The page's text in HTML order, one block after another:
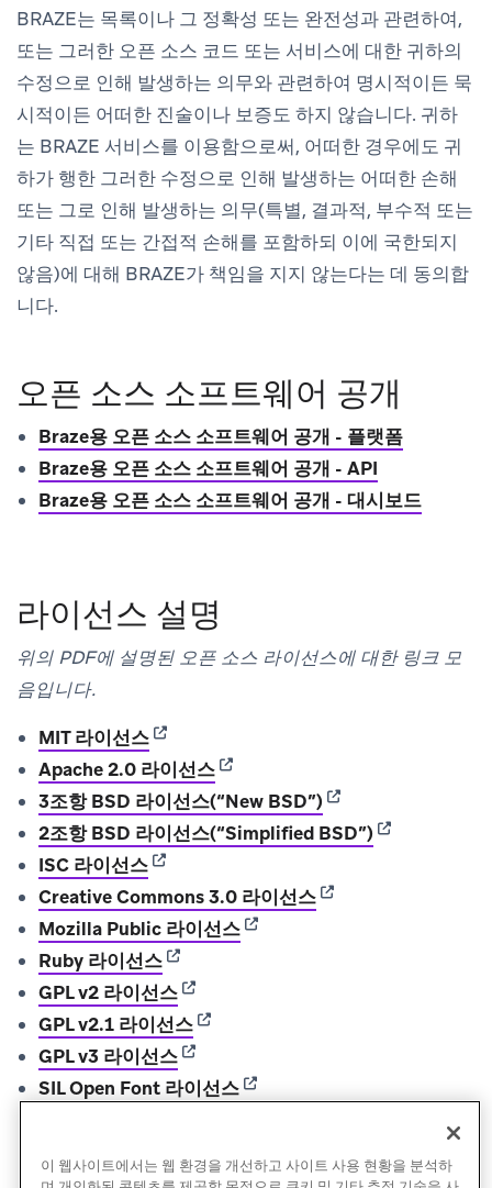
BRAZE는 목록이나 그 정확성 또는 완전성과 관련하여,
또는 그러한 오픈 소스 코드 또는 서비스에 대한 귀하의
수정으로 인해 발생하는 의무와 관련하여 명시적이든 묵
시적이든 어떠한 진술이나 보증도 하지 않습니다. 귀하
는 BRAZE 서비스를 이용함으로써, 어떠한 경우에도 귀
하가 행한 그러한 수정으로 인해 발생하는 어떠한 손해
또는 그로 인해 발생하는 의무(특별, 결과적, 부수적 또는
기타 직접 또는 간접적 손해를 포함하되 이에 국한되지
않음)에 대해 BRAZE가 책임을 지지 않는다는 데 동의합
니다.
오픈 소스 소프트웨어 공개
Braze용 오픈 소스 소프트웨어 공개 - 플랫폼
Braze용 오픈 소스 소프트웨어 공개 - API
Braze용 오픈 소스 소프트웨어 공개 - 대시보드
라이선스 설명
위의 PDF에 설명된 오픈 소스 라이선스에 대한 링크 모
음입니다.
MIT 라이선스(opens in new tab)
Apache 2.0 라이선스(opens in new tab)
3조항 BSD 라이선스(“New BSD”) (opens in new tab)
2조항 BSD 라이선스(“Simplified BSD”) (opens in
ISC 라이선스(opens in new tab)
Creative Commons 3.0 라이선스(opens in new tab)
Mozilla Public 라이선스(opens in new tab)
Ruby 라이선스(opens in new tab)
GPL v2 라이선스(opens in new tab)
GPL v2.1 라이선스(opens in new tab)
GPL v3 라이선스(opens in new tab)
SIL Open Font 라이선스(opens in new tab)
이 웹사이트에서는 웹 환경을 개선하고 사이트 사용 현황을 분석하